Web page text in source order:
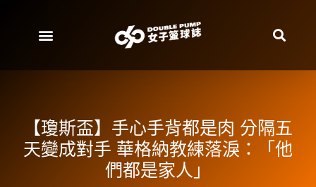
【瓊斯盃】手心手背都是肉 分隔五
天變成對手 華格納教練落淚：「他
們都是家人」